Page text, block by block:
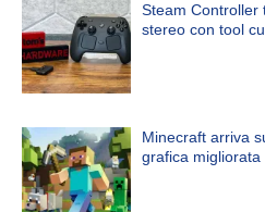
Steam Controller
stereo con tool
Minecraft arriva
grafica migliorata